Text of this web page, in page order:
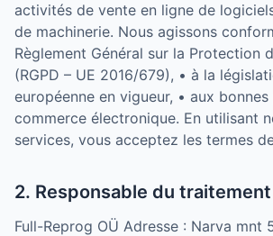
activités de vente en ligne de
de machinerie. Nous agissons
Règlement Général sur la Protection
(RGPD – UE 2016/679), • à la
européenne en vigueur, • aux
commerce électronique. En utilisant
services, vous acceptez les termes
2. Responsable du traitement
Full-Reprog OÜ Adresse : Narva mnt